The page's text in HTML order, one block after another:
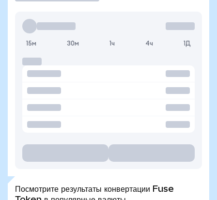
15м 30м 1ч 4ч 1Д
Посмотрите результаты конвертации Fuse